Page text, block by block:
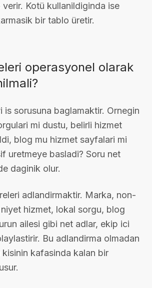
Kotü kullanildiginda ise
bir tablo üretir.
operasyonel olarak
is sorusuna baglamaktir. Ornegin
mi dustu, belirli hizmet
blog mu hizmet sayfalari mi
uretmeye basladi? Soru net
daginik olur.
adlandirmaktir. Marka, non-
hizmet, lokal sorgu, blog
ailesi gibi net adlar, ekip ici
Bu adlandirma olmadan
kisinin kafasinda kalan bir